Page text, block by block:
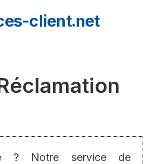
client.net
? Notre service de